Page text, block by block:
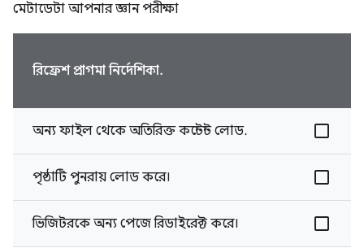
মেটাডেটা আপনার জ্ঞান পরীক্ষা
রিফ্রেশ প্রাগমা নির্দেশিকা.
অন্য ফাইল থেকে অতিরিক্ত কন্টেন্ট লোড.
পৃষ্ঠাটি পুনরায় লোড করে।
ভিজিটরকে অন্য পেজে রিডাইরেক্ট করে।